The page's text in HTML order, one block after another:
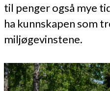
til penger også mye
ha kunnskapen som
miljøgevinstene.